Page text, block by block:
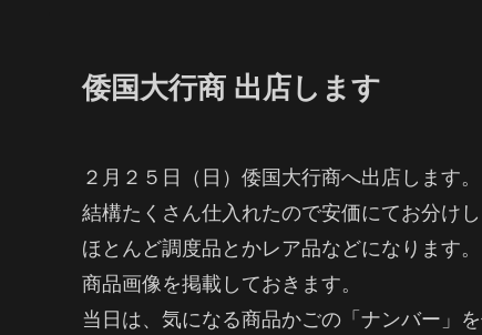
倭国大行商 出店します
２月２５日（日）倭国大行商へ出店します。
結構たくさん仕入れたので安価にてお分けし
ほとんど調度品とかレア品などになります。
商品画像を掲載しておきます。
当日は、気になる商品かごの「ナンバー」